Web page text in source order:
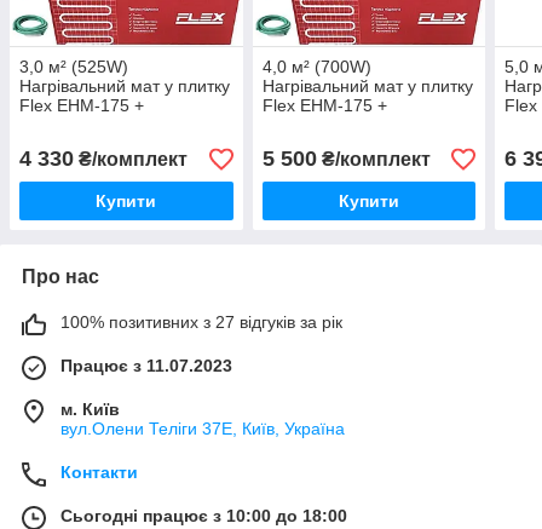
3,0 м² (525W)
Нагрівальний мат у плитку
Flex EHM-175 +
4 330 ₴/комплект
Купити
4,0 м² (700W)
Нагрівальний мат у плитку
Flex EHM-175 +
5 500₴/комплект
Купити
5,0
Flex
6
Про нас
100% позитивних з 27 відгуків за рік
Працює з 11.07.2023
м. Київ
вул.Олени Теліги 37Е, Київ, Україна
Контакти
Сьогодні працює з 10:00 до 18:00